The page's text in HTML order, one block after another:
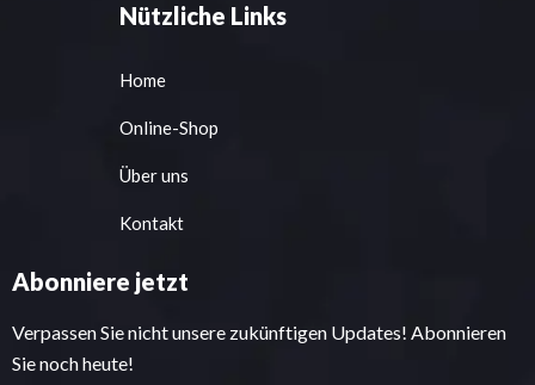
Nützliche Links
Home
Online-Shop
Über uns
Kontakt
Abonniere jetzt
Verpassen Sie nicht unsere zukünftigen Updates! Abonnieren
Sie noch heute!